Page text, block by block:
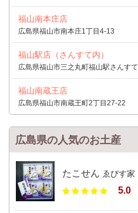
福山南本庄店
広島県福山市南本庄1丁目4-13
福山駅店（さんすて内）
広島県福山市三之丸町福山駅さんすて
福山南蔵王店
広島県福山市南蔵王町2丁目27-22
広島県の人気のお土産
たこせん ゑびす家
5.0